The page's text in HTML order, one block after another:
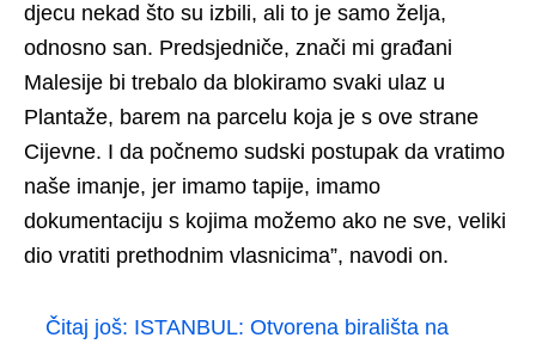
djecu nekad što su izbili, ali to je samo želja,
odnosno san. Predsjedniče, znači mi građani
Malesije bi trebalo da blokiramo svaki ulaz u
Plantaže, barem na parcelu koja je s ove strane
Cijevne. I da počnemo sudski postupak da vratimo
naše imanje, jer imamo tapije, imamo
dokumentaciju s kojima možemo ako ne sve, veliki
dio vratiti prethodnim vlasnicima”, navodi on.
Čitaj još: ISTANBUL: Otvorena birališta na